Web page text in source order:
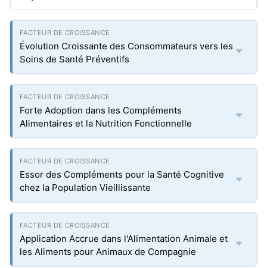
Évolution Croissante des Consommateurs vers les
Soins de Santé Préventifs
Forte Adoption dans les Compléments
Alimentaires et la Nutrition Fonctionnelle
Essor des Compléments pour la Santé Cognitive
chez la Population Vieillissante
Application Accrue dans l'Alimentation Animale et
les Aliments pour Animaux de Compagnie